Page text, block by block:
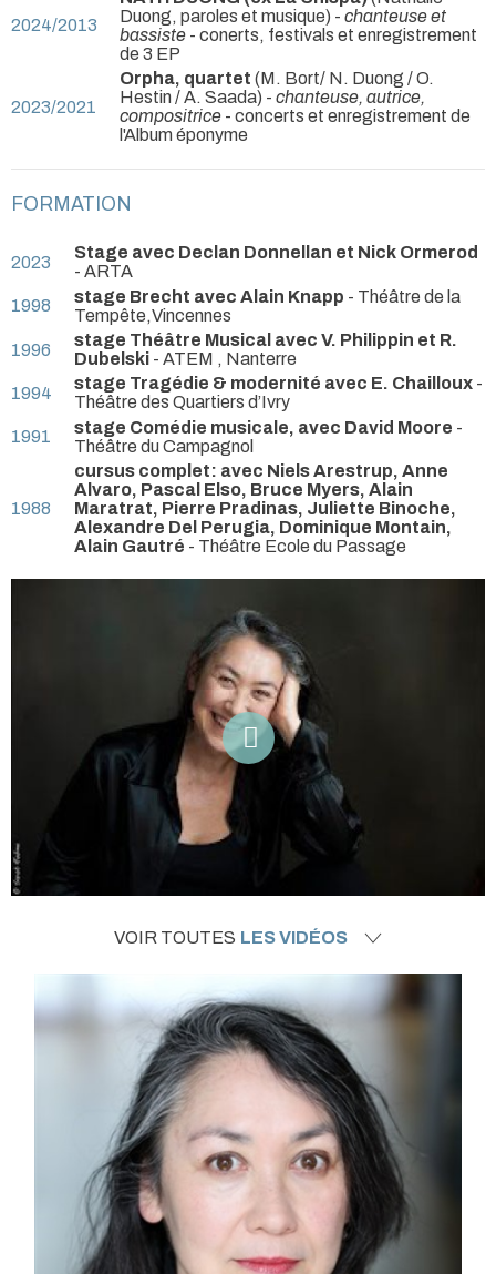
VOIR TOUTES LES VIDÉOS
2024/2013
Duong, paroles et musique) - chanteuse et
bassiste - conerts, festivals et enregistrement
de 3 EP
2023/2021
Orpha, quartet (M. Bort/ N. Duong / O.
Hestin / A. Saada) - chanteuse, autrice,
compositrice - concerts et enregistrement de
l'Album éponyme
FORMATION
2023
Stage avec Declan Donnellan et Nick Ormerod
- ARTA
1998
stage Brecht avec Alain Knapp - Théâtre de la
Tempête,Vincennes
1996
stage Théâtre Musical avec V. Philippin et R.
Dubelski - ATEM , Nanterre
1994
stage Tragédie & modernité avec E. Chailloux -
Théâtre des Quartiers d’Ivry
1991
stage Comédie musicale, avec David Moore -
Théâtre du Campagnol
1988
cursus complet: avec Niels Arestrup, Anne
Alvaro, Pascal Elso, Bruce Myers, Alain
Maratrat, Pierre Pradinas, Juliette Binoche,
Alexandre Del Perugia, Dominique Montain,
Alain Gautré - Théâtre Ecole du Passage